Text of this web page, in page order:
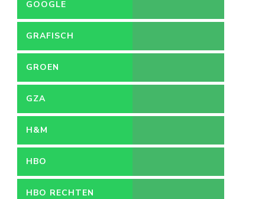
GOOGLE
GRAFISCH
ONTWERPER
GROEN
GZA
H&M
HBO
HBO RECHTEN